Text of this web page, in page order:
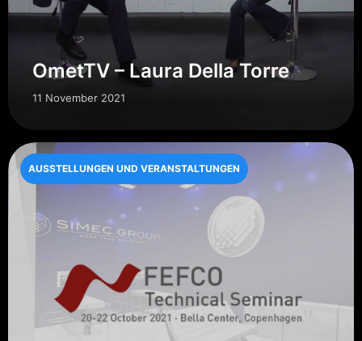
OmetTV – Laura Della Torre
11 November 2021
AUSSTELLUNGEN UND VERANSTALTUNGEN